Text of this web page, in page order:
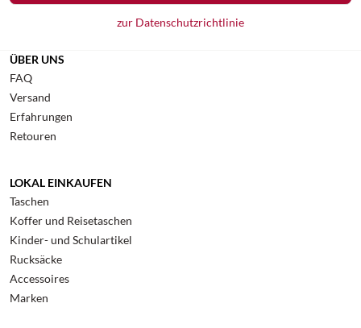
zur Datenschutzrichtlinie
ÜBER UNS
FAQ
Versand
Erfahrungen
Retouren
LOKAL EINKAUFEN
Taschen
Koffer und Reisetaschen
Kinder- und Schulartikel
Rucksäcke
Accessoires
Marken